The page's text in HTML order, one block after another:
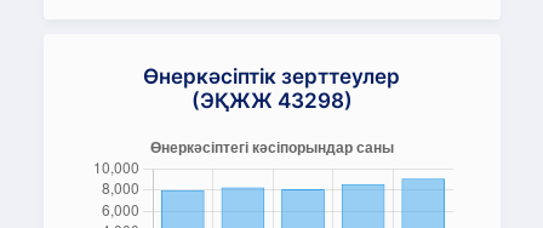
Өнеркәсіптік зерттеулер
(ЭҚЖЖ 43298)